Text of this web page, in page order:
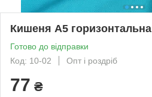
Кишеня А5 горизонтальна
Готово до відправки
Код: 10-02
Опт і роздріб
77 ₴